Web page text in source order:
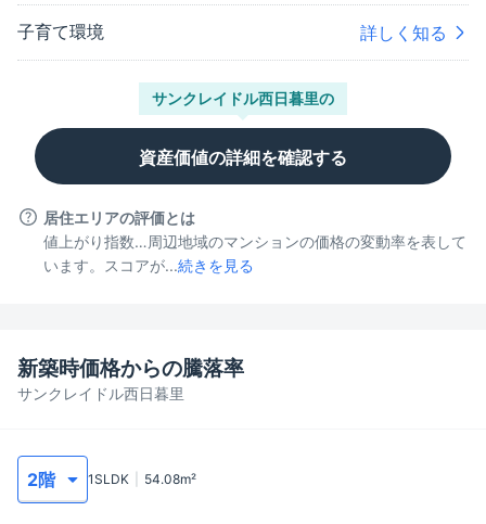
子育て環境 詳しく知る
サンクレイドル西日暮里の
資産価値の詳細を確認する
居住エリアの評価とは
値上がり指数…周辺地域のマンションの価格の変動率を表して
います。スコアが...続きを見る
サンクレイドル西日暮里
新築時価格からの騰落率
1SLDK 54.08m²